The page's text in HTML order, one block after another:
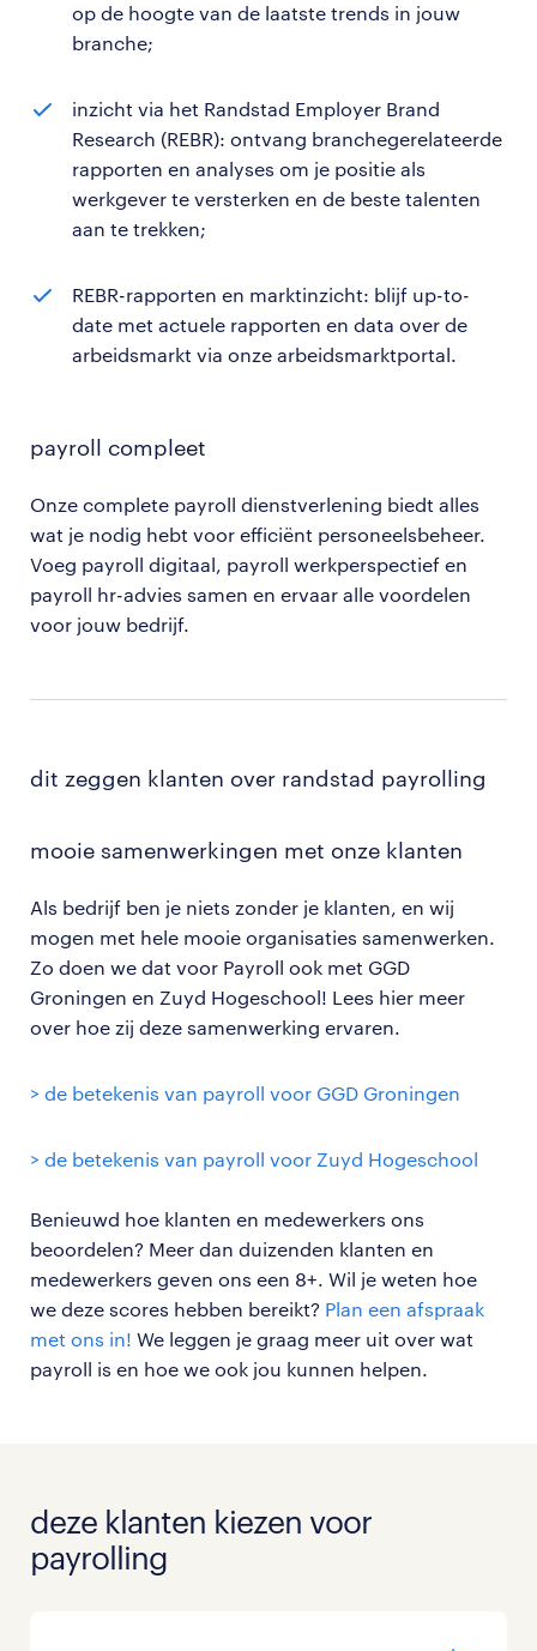
op de hoogte van de laatste trends in jouw
branche;
inzicht via het Randstad Employer Brand
Research (REBR): ontvang branchegerelateerde
rapporten en analyses om je positie als
werkgever te versterken en de beste talenten
aan te trekken;
REBR-rapporten en marktinzicht: blijf up-to-
date met actuele rapporten en data over de
arbeidsmarkt via onze arbeidsmarktportal.
payroll compleet
Onze complete payroll dienstverlening biedt alles
wat je nodig hebt voor efficiënt personeelsbeheer.
Voeg payroll digitaal, payroll werkperspectief en
payroll hr-advies samen en ervaar alle voordelen
voor jouw bedrijf.
dit zeggen klanten over randstad payrolling
mooie samenwerkingen met onze klanten
Als bedrijf ben je niets zonder je klanten, en wij
mogen met hele mooie organisaties samenwerken.
Zo doen we dat voor Payroll ook met GGD
Groningen en Zuyd Hogeschool! Lees hier meer
over hoe zij deze samenwerking ervaren.
> de betekenis van payroll voor GGD Groningen
> de betekenis van payroll voor Zuyd Hogeschool
Benieuwd hoe klanten en medewerkers ons
beoordelen? Meer dan duizenden klanten en
medewerkers geven ons een 8+. Wil je weten hoe
we deze scores hebben bereikt? Plan een afspraak
met ons in! We leggen je graag meer uit over wat
payroll is en hoe we ook jou kunnen helpen.
deze klanten kiezen voor
payrolling